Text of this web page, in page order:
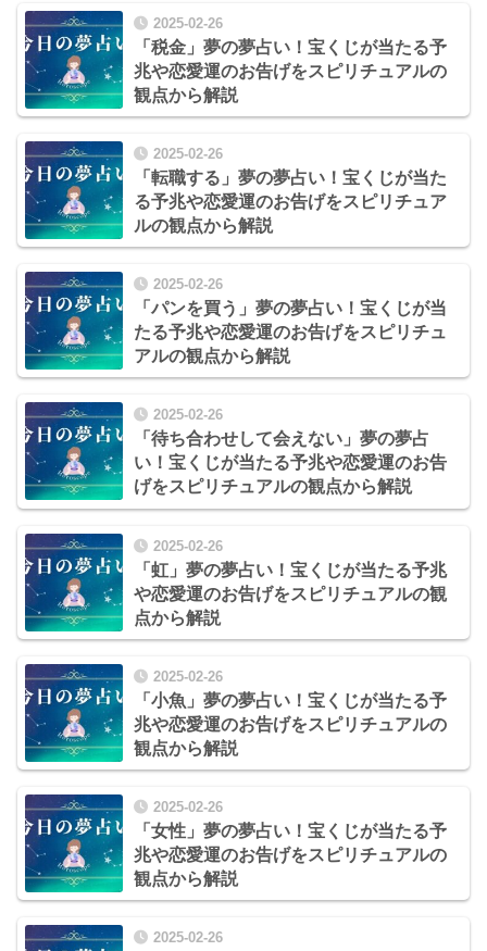
2025-02-26
「税金」夢の夢占い！宝くじが当たる予
兆や恋愛運のお告げをスピリチュアルの
観点から解説
2025-02-26
「転職する」夢の夢占い！宝くじが当た
る予兆や恋愛運のお告げをスピリチュア
ルの観点から解説
2025-02-26
「パンを買う」夢の夢占い！宝くじが当
たる予兆や恋愛運のお告げをスピリチュ
アルの観点から解説
2025-02-26
「待ち合わせして会えない」夢の夢占
い！宝くじが当たる予兆や恋愛運のお告
げをスピリチュアルの観点から解説
2025-02-26
「虹」夢の夢占い！宝くじが当たる予兆
や恋愛運のお告げをスピリチュアルの観
点から解説
2025-02-26
「小魚」夢の夢占い！宝くじが当たる予
兆や恋愛運のお告げをスピリチュアルの
観点から解説
2025-02-26
「女性」夢の夢占い！宝くじが当たる予
兆や恋愛運のお告げをスピリチュアルの
観点から解説
2025-02-26